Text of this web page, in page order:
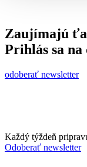
Zaujímajú ťa
Prihlás sa na
odoberať newsletter
Každý týždeň
Odoberať newsletter